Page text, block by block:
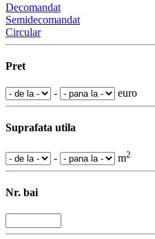
Decomandat
Semidecomandat
Circular
Pret
- euro
Suprafata utila
- m2
Nr. bai